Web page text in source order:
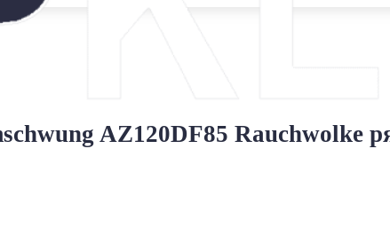
AZ120DF85 Rauchwolke